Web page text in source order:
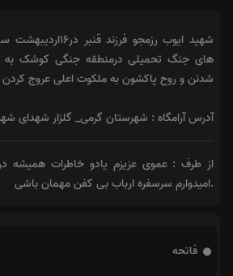
های جنگ تحمیلی درمنطقه جنگی کوشک به
شدنن و روح پاکشون به ملکوت اعلی عروج کردن
آدرس آرامگاه : شهرستان گرمی_ گلزار شهدای
از طرف : عموی عزیزم یادو خاطرات همیشه
.امیدوارم سرسفره ارباب بی کفن مهمان باشی
فاتحه